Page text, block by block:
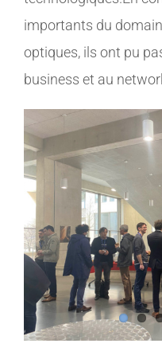
importants du
optiques, ils ont pu
business et au